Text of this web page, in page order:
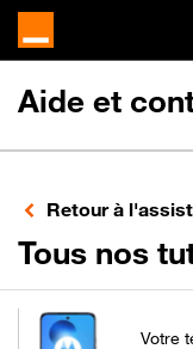
Aide et
Retour à
Tous nos
Votre